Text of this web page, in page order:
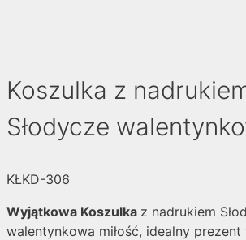
Koszulka z
Słodycze
KŁKD-306
Wyjątkowa Koszulka z nadrukiem
walentynkowa miłość, idealny